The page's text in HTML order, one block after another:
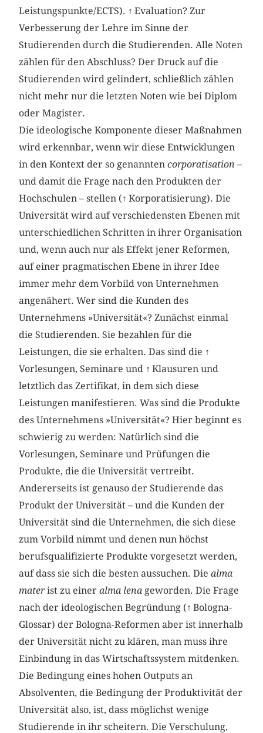
Leistungspunkte/ECTS). ↑Evaluation? Zur
Verbesserung der Lehre im Sinne der
Studierenden durch die Studierenden. Alle Noten
zählen für den Abschluss? Der Druck auf die
Studierenden wird gelindert, schließlich zählen
nicht mehr nur die letzten Noten wie bei Diplom
oder Magister.
Die ideologische Komponente dieser Maßnahmen
wird erkennbar, wenn wir diese Entwicklungen
in den Kontext der so genanntencorporatisation –
und damit die Frage nach den Produkten der
Hochschulen – stellen (↑Korporatisierung). Die
Universität wird auf verschiedensten Ebenen mit
unterschiedlichen Schritten in ihrer Organisation
und, wenn auch nur als Effekt jener Reformen,
auf einer pragmatischen Ebene in ihrer Idee
immer mehr dem Vorbild von Unternehmen
angenähert. Wer sind die Kunden des
Unternehmens »Universität«? Zunächst einmal
die Studierenden. Sie bezahlen für die
Leistungen, die sie erhalten. Das sind die ↑
Vorlesungen, Seminare und ↑Klausuren und
letztlich das Zertifikat, in dem sich diese
Leistungen manifestieren. Was sind die Produkte
des Unternehmens »Universität«? Hier beginnt es
schwierig zu werden: Natürlich sind die
Vorlesungen, Seminare und Prüfungen die
Produkte, die die Universität vertreibt.
Andererseits ist genauso der Studierende das
Produkt der Universität – und die Kunden der
Universität sind die Unternehmen, die sich diese
zum Vorbild nimmt und denen nun höchst
berufsqualifizierte Produkte vorgesetzt werden,
auf dass sie sich die besten aussuchen. Diealma
materist zu eineralma lena geworden. Die Frage
nach der ideologischen Begründung (↑Bologna-
Glossar) der Bologna-Reformen aber ist innerhalb
der Universität nicht zu klären, man muss ihre
Einbindung in das Wirtschaftssystem mitdenken.
Die Bedingung eines hohen Outputs an
Absolventen, die Bedingung der Produktivität der
Universität also, ist, dass möglichst wenige
Studierende in ihr scheitern. Die Verschulung,